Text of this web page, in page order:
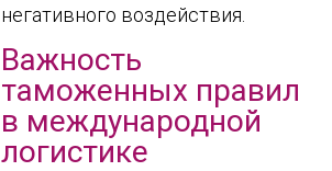
негативного воздействия.
Важность
таможенных правил
в международной
логистике